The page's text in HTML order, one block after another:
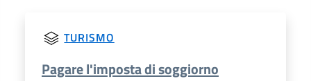
TURISMO
Pagare l'imposta di soggiorno